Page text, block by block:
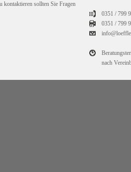
kontaktieren sollten Sie Fragen
0351 / 799
0351 /799
nach